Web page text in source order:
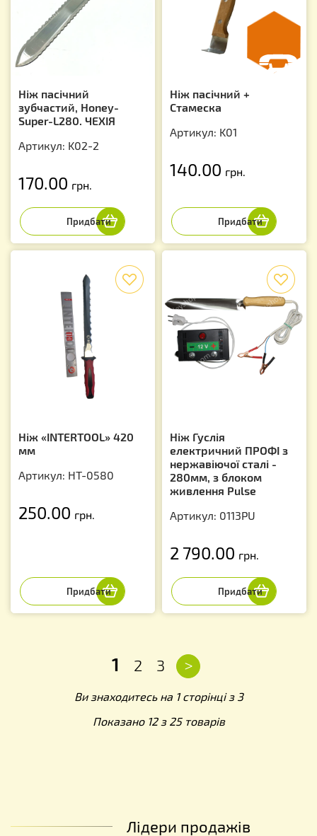
Ніж пасічний
зубчастий, Honey-
Super-L280. ЧЕХІЯ
Артикул: K02-2
170.00 грн.
Ніж пасічний +
Стамеска
Артикул: K01
140.00 грн.
Ніж «INTERTOOL» 420
мм
Артикул: HT-0580
250.00 грн.
Ніж Гуслія
електричний ПРОФІ з
нержавіючої сталі -
280мм, з блоком
живлення Pulse
Артикул: 0113PU
2 790.00 грн.
1 2 3 >
Ви знаходитесь на 1 сторінці з 3
Показано 12 з 25 товарів
Лідери продажів